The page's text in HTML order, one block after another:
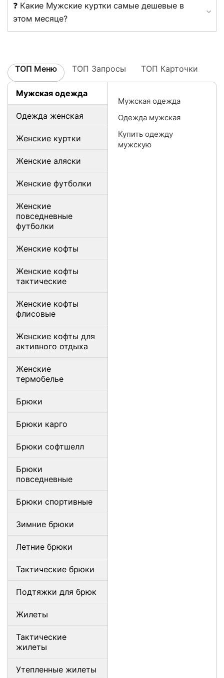
❓ Какие Мужские куртки самые дешевые в
этом месяце?
ТОП Меню ТОП Запросы ТОП Карточки
Мужская одежда
Одежда женская
Женские куртки
Женские аляски
Женские футболки
Женские
повседневные
футболки
Женские кофты
Женские кофты
тактические
Женские кофты
флисовые
Женские кофты для
активного отдыха
Женские
термобелье
Брюки
Брюки карго
Брюки софтшелл
Брюки
повседневные
Брюки спортивные
Зимние брюки
Летние брюки
Тактические брюки
Подтяжки для брюк
Жилеты
Тактические
жилеты
Утепленные жилеты
Мужская одежда
Одежда мужская
Купить одежду
мужскую